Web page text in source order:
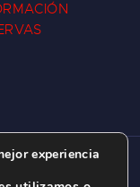
©
2026.
experiencia